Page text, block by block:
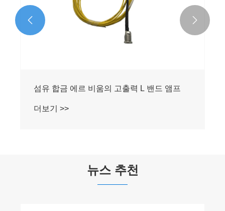
섬유 합금 에르 비움의 고출력 L 밴드 앰프
더보기 >>
 
뉴스 추천